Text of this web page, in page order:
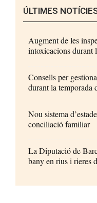
ÚLTIMES
Augment de les
intoxicacions durant
Consells per
durant la temporada
Nou sistema
conciliació familiar
La Diputació de
bany en rius i rieres